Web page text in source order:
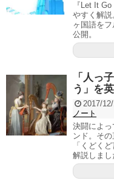
『Let It
やすく解
ヶ国語を
公開。
「人っ
う」を
2017/
ノート
決闘によ
ンド。そ
「くどく
解説しまし